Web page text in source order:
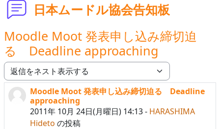
日本ムードル協会告知板
Moodle Moot 発表申し込み締切迫
る Deadline approaching
表示モード
Moodle Moot 発表申し込み締切迫る Deadline
approaching
2011年 10月 24日(月曜日) 14:13- HARASHIMA
Hideto の投稿
返信数: 0